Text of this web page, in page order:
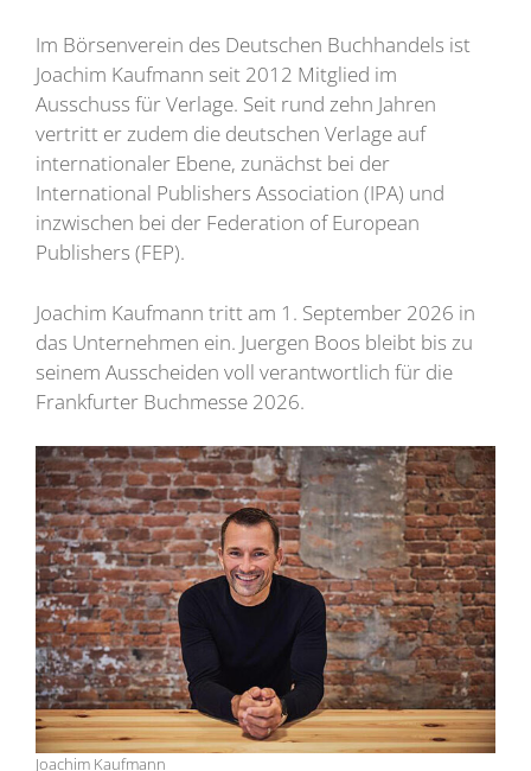
Im Börsenverein des Deutschen Buchhandels ist
Joachim Kaufmann seit 2012 Mitglied im
Ausschuss für Verlage. Seit rund zehn Jahren
vertritt er zudem die deutschen Verlage auf
internationaler Ebene, zunächst bei der
International Publishers Association (IPA) und
inzwischen bei der Federation of European
Publishers (FEP).
Joachim Kaufmann tritt am 1. September 2026 in
das Unternehmen ein. Juergen Boos bleibt bis zu
seinem Ausscheiden voll verantwortlich für die
Frankfurter Buchmesse 2026.
Joachim Kaufmann